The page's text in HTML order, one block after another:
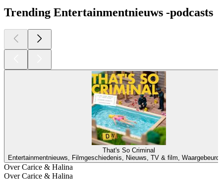
Trending Entertainmentnieuws -podcasts
That's So Criminal
Entertainmentnieuws, Filmgeschiedenis, Nieuws, TV & film,
Over Carice & Halina
Over Carice & Halina